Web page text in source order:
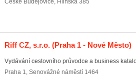
České Budějovice, Hlinská 385
Riff CZ, s.r.o. (Praha 1 - Nové Město)
Vydávání cestovního průvodce a business
Praha 1, Senovážné náměstí 1464